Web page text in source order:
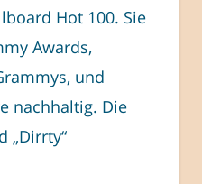
Hot 100. Sie
Awards,
und
nachhaltig. Die
„Dirrty“